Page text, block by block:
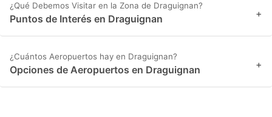
¿Qué Debemos Visitar en la Zona de Draguignan?
Puntos de Interés en Draguignan +
¿Cuántos Aeropuertos hay en Draguignan?
Opciones de Aeropuertos en Draguignan +